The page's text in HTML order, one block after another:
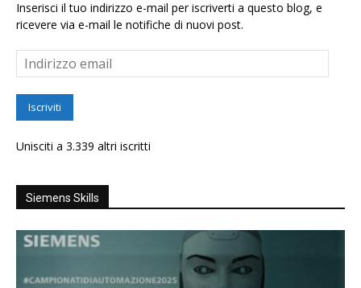
Inserisci il tuo indirizzo e-mail per iscriverti a questo blog, e
ricevere via e-mail le notifiche di nuovi post.
Indirizzo
email
Iscriviti
Unisciti a 3.339 altri iscritti
Siemens Skills